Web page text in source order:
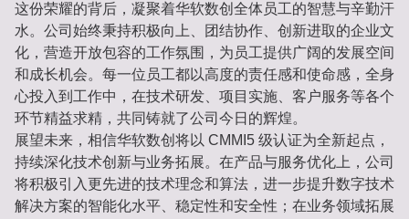
这份荣耀的背后，凝聚着华软数创全体员工的智慧与辛勤汗
水。公司始终秉持积极向上、团结协作、创新进取的企业文
化，营造开放包容的工作氛围，为员工提供广阔的发展空间
和成长机会。每一位员工都以高度的责任感和使命感，全身
心投入到工作中，在技术研发、项目实施、客户服务等各个
环节精益求精，共同铸就了公司今日的辉煌。
展望未来，相信华软数创将以 CMMI5 级认证为全新起点，
持续深化技术创新与业务拓展。在产品与服务优化上，公司
将积极引入更先进的技术理念和算法，进一步提升数字技术
解决方案的智能化水平、稳定性和安全性；在业务领域拓展